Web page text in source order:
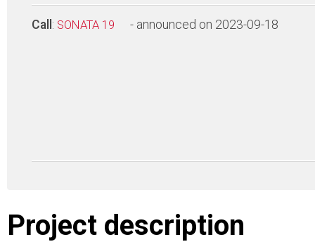
Call : SONATA 19 - announced on 2023-09-18
Project description